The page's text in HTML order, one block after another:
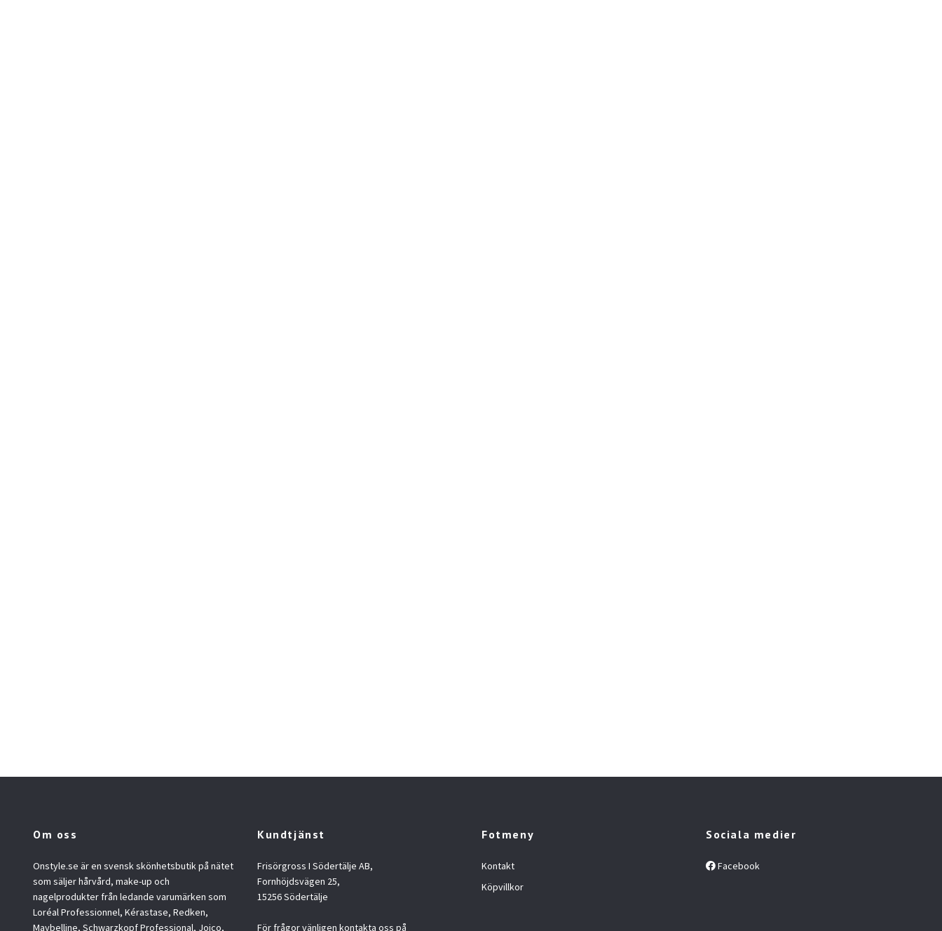
Om oss
Onstyle.se är en svensk skönhetsbutik på nätet
som säljer hårvård, make-up och
nagelprodukter från ledande varumärken som
Loréal Professionnel, Kérastase, Redken,
Maybelline, Schwarzkopf Professional, Joico,
Kundtjänst
Frisörgross I Södertälje AB,
Fornhöjdsvägen 25,
15256 Södertälje
För frågor vänligen kontakta oss på
Fotmeny
Kontakt
Köpvillkor
Sociala medier
Facebook